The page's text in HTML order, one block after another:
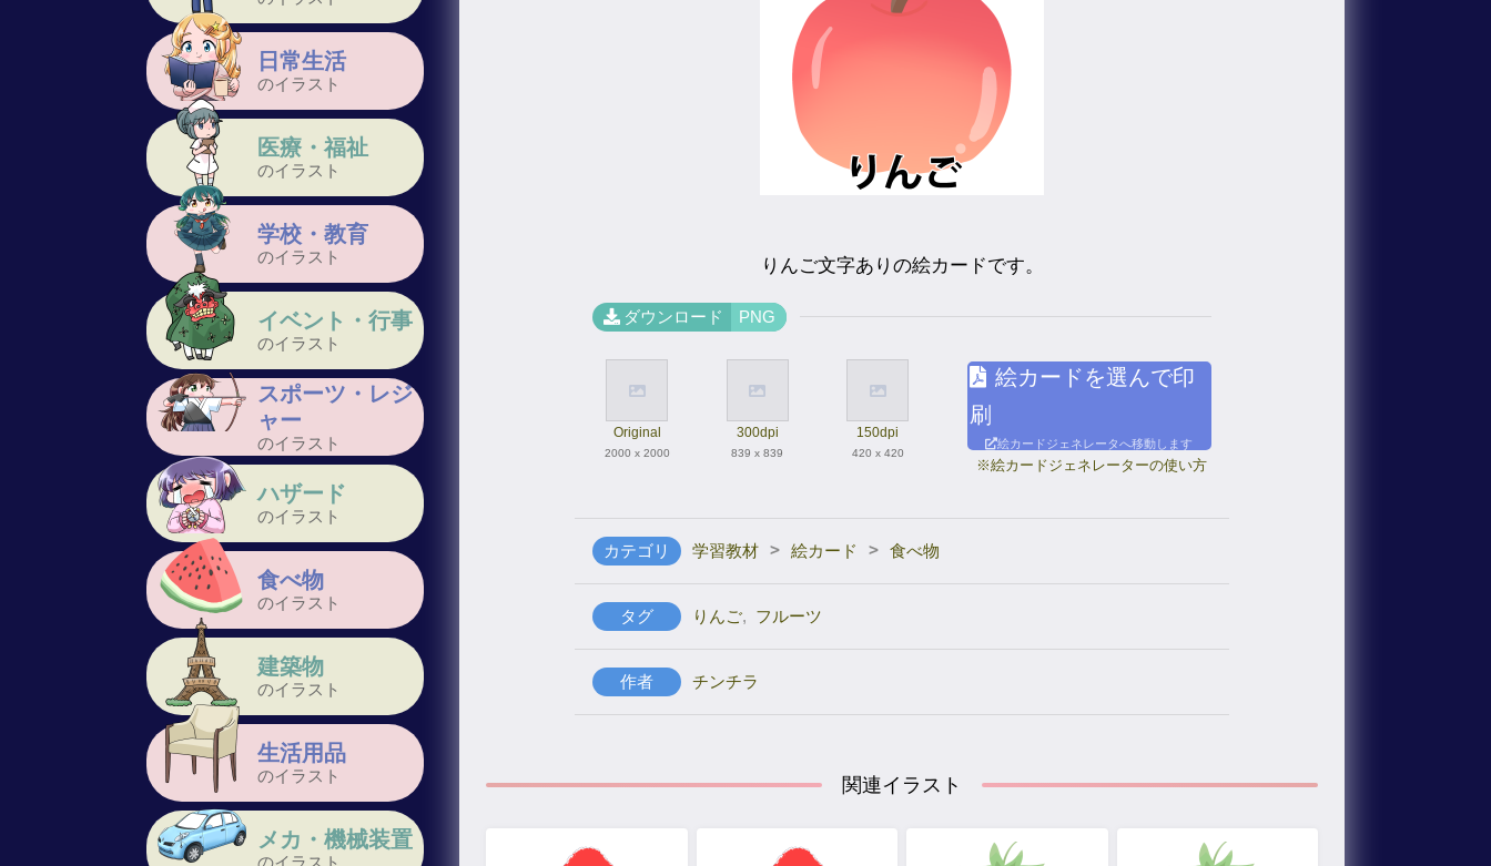
日常生活
のイラスト
医療・福祉
のイラスト
学校・教育
のイラスト
イベント・行事
のイラスト
スポーツ・レジ
ャー
のイラスト
ハザード
のイラスト
食べ物
のイラスト
建築物
のイラスト
生活用品
のイラスト
メカ・機械装置
のイラスト
りんご文字ありの絵カードです。
ダウンロード PNG
Original
2000 x 2000
300dpi
839 x 839
150dpi
420 x 420
絵カードを選んで印
刷
絵カードジェネレータへ移動します
※絵カードジェネレーターの使い方
カテゴリ 学習教材 > 絵カード > 食べ物
タグ りんご, フルーツ
作者 チンチラ
関連イラスト